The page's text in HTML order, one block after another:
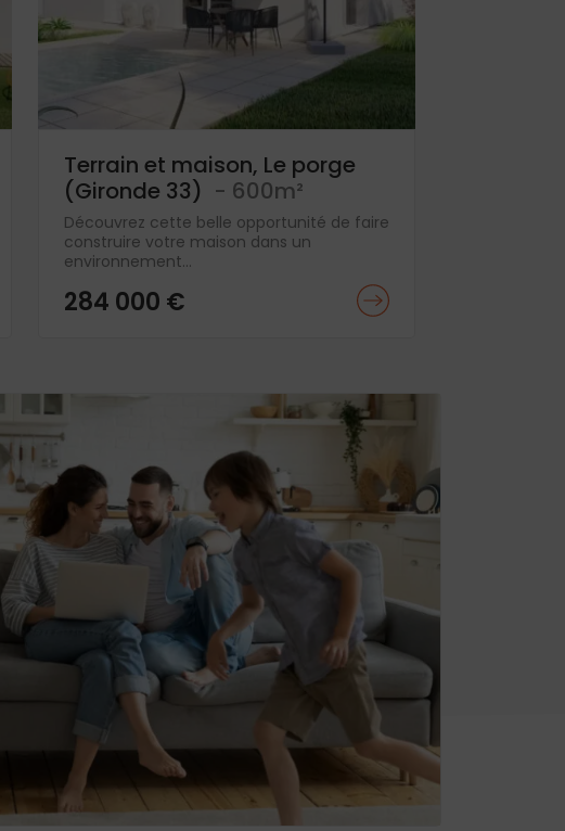
Terrain et maison, Le porge
(Gironde 33) - 600m²
Découvrez cette belle opportunité de faire
construire votre maison dans un
environnement...
284 000 €